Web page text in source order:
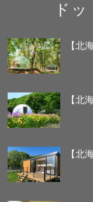
ド
【北
【北
【北